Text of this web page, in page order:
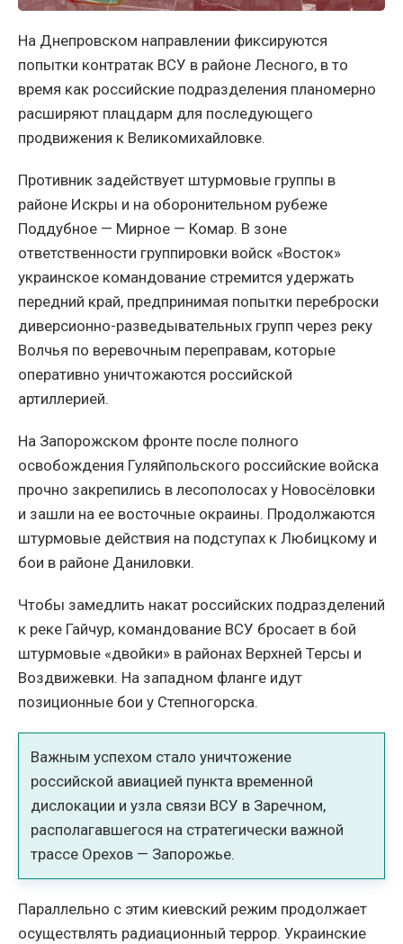
На Днепровском направлении фиксируются
попытки контратак ВСУ в районе Лесного, в то
время как российские подразделения планомерно
расширяют плацдарм для последующего
продвижения к Великомихайловке.
Противник задействует штурмовые группы в
районе Искры и на оборонительном рубеже
Поддубное — Мирное — Комар. В зоне
ответственности группировки войск «Восток»
украинское командование стремится удержать
передний край, предпринимая попытки переброски
диверсионно-разведывательных групп через реку
Волчья по веревочным переправам, которые
оперативно уничтожаются российской
артиллерией.
На Запорожском фронте после полного
освобождения Гуляйпольского российские войска
прочно закрепились в лесополосах у Новосёловки
и зашли на ее восточные окраины. Продолжаются
штурмовые действия на подступах к Любицкому и
бои в районе Даниловки.
Чтобы замедлить накат российских подразделений
к реке Гайчур, командование ВСУ бросает в бой
штурмовые «двойки» в районах Верхней Терсы и
Воздвижевки. На западном фланге идут
позиционные бои у Степногорска.
Важным успехом стало уничтожение
российской авиацией пункта временной
дислокации и узла связи ВСУ в Заречном,
располагавшегося на стратегически важной
трассе Орехов — Запорожье.
Параллельно с этим киевский режим продолжает
осуществлять радиационный террор. Украинские